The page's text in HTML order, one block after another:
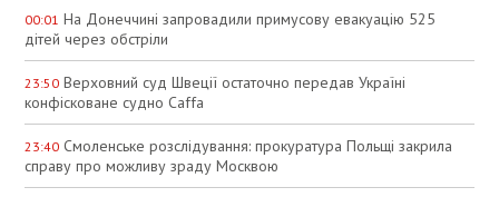
00:01 На Донеччині запровадили примусову евакуацію 525
дітей через обстріли
23:50 Верховний суд Швеції остаточно передав Україні
конфісковане судно Caffa
23:40 Смоленське розслідування: прокуратура Польщі закрила
справу про можливу зраду Москвою